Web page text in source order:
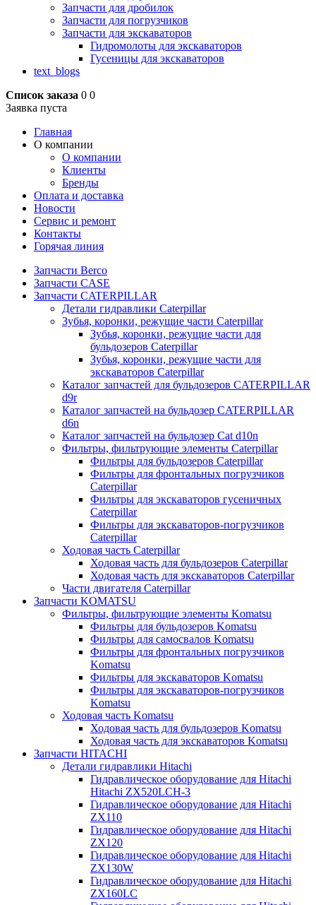
Запчасти для дробилок
Запчасти для погрузчиков
Запчасти для экскаваторов
Гидромолоты для экскаваторов
Гусеницы для экскаваторов
text_blogs
Список заказа 0 0
Заявка пуста
Главная
О компании
О компании
Клиенты
Бренды
Оплата и доставка
Новости
Сервис и ремонт
Контакты
Горячая линия
Запчасти Berco
Запчасти CASE
Запчасти CATERPILLAR
Детали гидравлики Caterpillar
Зубья, коронки, режущие части Caterpillar
Зубья, коронки, режущие части для
бульдозеров Caterpillar
Зубья, коронки, режущие части для
экскаваторов Caterpillar
Каталог запчастей для бульдозеров CATERPILLAR
d9r
Каталог запчастей на бульдозер CATERPILLAR
d6n
Каталог запчастей на бульдозер Сat d10n
Фильтры, фильтрующие элементы Caterpillar
Фильтры для бульдозеров Caterpillar
Фильтры для фронтальных погрузчиков
Caterpillar
Фильтры для экскаваторов гусеничных
Caterpillar
Фильтры для экскаваторов-погрузчиков
Caterpillar
Ходовая часть Caterpillar
Ходовая часть для бульдозеров Caterpillar
Ходовая часть для экскаваторов Caterpillar
Части двигателя Caterpillar
Запчасти KOMATSU
Фильтры, фильтрующие элементы Komatsu
Фильтры для бульдозеров Komatsu
Фильтры для самосвалов Komatsu
Фильтры для фронтальных погрузчиков
Komatsu
Фильтры для экскаваторов Komatsu
Фильтры для экскаваторов-погрузчиков
Komatsu
Ходовая часть Komatsu
Ходовая часть для бульдозеров Komatsu
Ходовая часть для экскаваторов Komatsu
Запчасти HITACHI
Детали гидравлики Hitachi
Гидравлическое оборудование для Hitachi
Hitachi ZX520LCH-3
Гидравлическое оборудование для Hitachi
ZX110
Гидравлическое оборудование для Hitachi
ZX120
Гидравлическое оборудование для Hitachi
ZX130W
Гидравлическое оборудование для Hitachi
ZX160LC